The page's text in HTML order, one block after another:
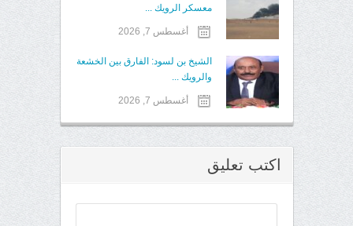
معسكر الرويك ...
أغسطس 7, 2026
الشيخ بن لسود: الفارق بين الخشعة
والرويك ...
أغسطس 7, 2026
اكتب تعليق